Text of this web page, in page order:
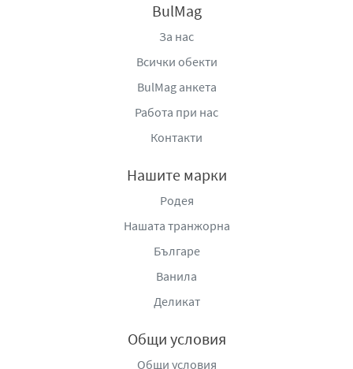
BulMag
За нас
Всички обекти
BulMag анкета
Работа при нас
Контакти
Нашите марки
Родея
Нашата транжорна
Българе
Ванила
Деликат
Общи условия
Общи условия